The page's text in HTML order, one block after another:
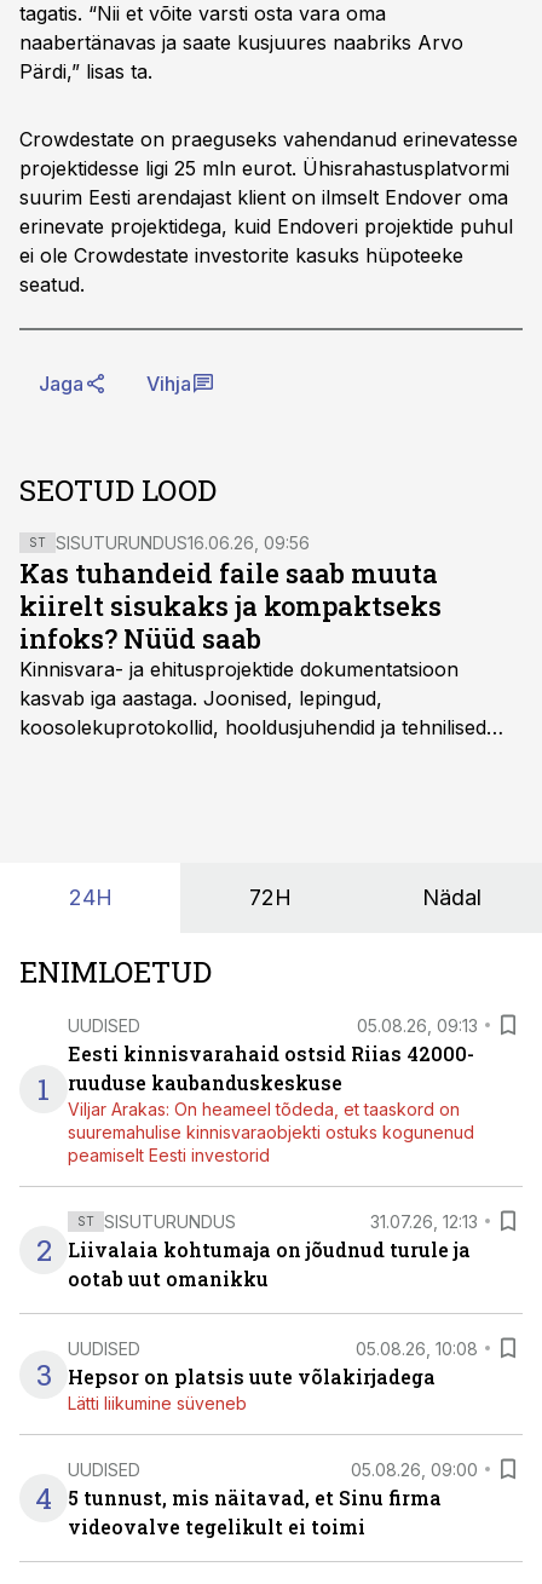
tagatis. “Nii et võite varsti osta vara oma
naabertänavas ja saate kusjuures naabriks Arvo
Pärdi,” lisas ta.
Crowdestate on praeguseks vahendanud erinevatesse
projektidesse ligi 25 mln eurot. Ühisrahastusplatvormi
suurim Eesti arendajast klient on ilmselt Endover oma
erinevate projektidega, kuid Endoveri projektide puhul
ei ole Crowdestate investorite kasuks hüpoteeke
seatud.
Jaga Vihja
SEOTUD LOOD
ST SISUTURUNDUS16.06.26, 09:56
Kas tuhandeid faile saab muuta
kiirelt sisukaks ja kompaktseks
infoks? Nüüd saab
Kinnisvara- ja ehitusprojektide dokumentatsioon
kasvab iga aastaga. Joonised, lepingud,
koosolekuprotokollid, hooldusjuhendid ja tehnilised
24H 72H Nädal
ENIMLOETUD
1
UUDISED 05.08.26, 09:13
Eesti kinnisvarahaid ostsid Riias 42000-
ruuduse kaubanduskeskuse
Viljar Arakas: On heameel tõdeda, et taaskord on
suuremahulise kinnisvaraobjekti ostuks kogunenud
peamiselt Eesti investorid
2
ST SISUTURUNDUS 31.07.26, 12:13
Liivalaia kohtumaja on jõudnud turule ja
ootab uut omanikku
3
UUDISED 05.08.26, 10:08
Hepsor on platsis uute võlakirjadega
Lätti liikumine süveneb
4
UUDISED 05.08.26, 09:00
5 tunnust, mis näitavad, et Sinu firma
videovalve tegelikult ei toimi